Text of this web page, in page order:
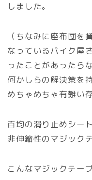
しました。
（ちなみに座布団を
なっているバイク屋
ったことがあったら
何かしらの解決策を
めちゃめちゃ有難い
百均の滑り止めシー
非伸縮性のマジック
こんなマジックテー